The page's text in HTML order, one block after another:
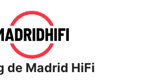
de Madrid HiFi